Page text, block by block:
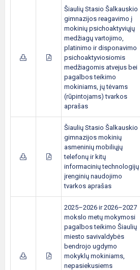
Šiaulių Stasio Šalkauskio
gimnazijos reagavimo į
mokinių psichoaktyviųjų
medžiagų vartojimo,
platinimo ir disponavimo
psichoaktyviosiomis
medžiagomis atvejus bei
pagalbos teikimo
mokiniams, jų tėvams
(rūpintojams) tvarkos
aprašas
Šiaulių Stasio Šalkauskio
gimnazijos mokinių
asmeninių mobiliųjų
telefonų ir kitų
informacinių technologijų
įrenginių naudojimo
tvarkos aprašas
2025–2026 ir 2026–2027
mokslo metų mokymosi
pagalbos teikimo Šiaulių
miesto savivaldybės
bendrojo ugdymo
mokyklų mokiniams,
nepasiekusiems